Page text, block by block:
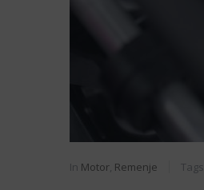
In Motor, Remenje Tags